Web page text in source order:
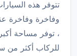
تتوفر هذه
وفاخرة وفاخرة
، توفر مساحة
للركاب أكثر من